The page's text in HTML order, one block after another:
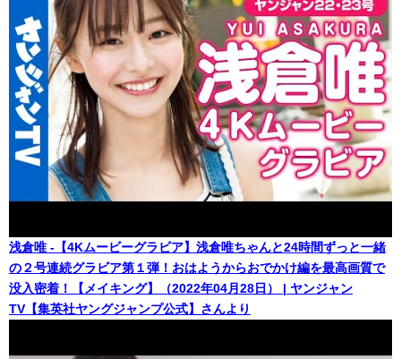
浅倉唯 -【4Kムービーグラビア】浅倉唯ちゃんと24時間ずっと一緒
の２号連続グラビア第１弾！おはようからおでかけ編を最高画質で
没入密着！【メイキング】（2022年04月28日） | ヤンジャン
TV【集英社ヤングジャンプ公式】さんより